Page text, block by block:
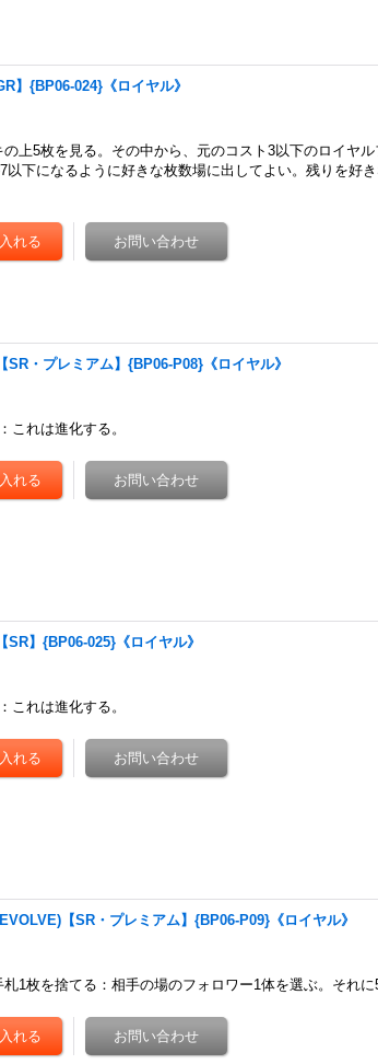
】{BP06-024}《ロイヤル》
の上5枚を見る。その中から、元のコスト3以下のロイヤ
以下になるように好きな枚数場に出してよい。残りを好
SR・プレミアム】{BP06-P08}《ロイヤル》
これは進化する。
SR】{BP06-025}《ロイヤル》
これは進化する。
【SR・プレミアム】{BP06-P09}《ロイヤル》
札1枚を捨てる：相手の場のフォロワー1体を選ぶ。それに